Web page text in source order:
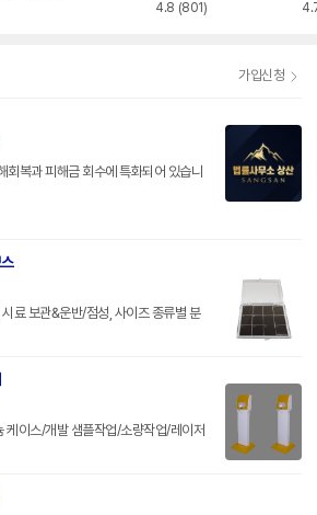
4.8 (801)
가입신청
복과 피해금 회수에 특화되어 있습니
료 보관&운반/점성, 사이즈 종류별 분
케이스/개발 샘플작업/소량작업/레이저